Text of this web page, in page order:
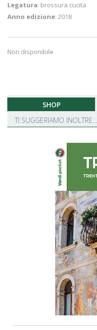
Legatura: brossura cucita
Anno edizione: 2018
Non disponibile
SHOP
TI SUGGERIAMO INOLTRE...